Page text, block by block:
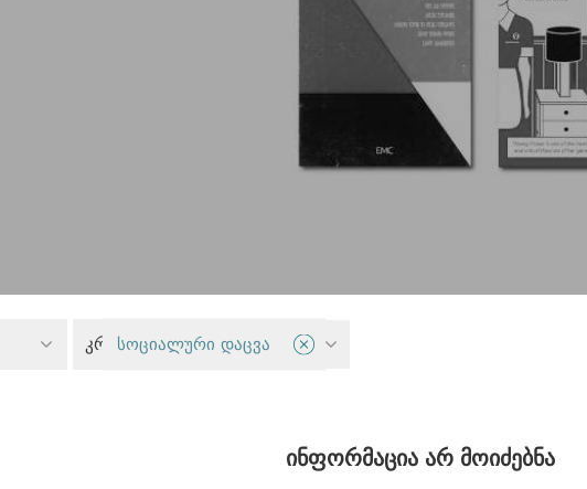
კრიტიკული ფემინისტური აზრი
სოციალური დაცვა
ინფორმაცია არ მოიძებნა